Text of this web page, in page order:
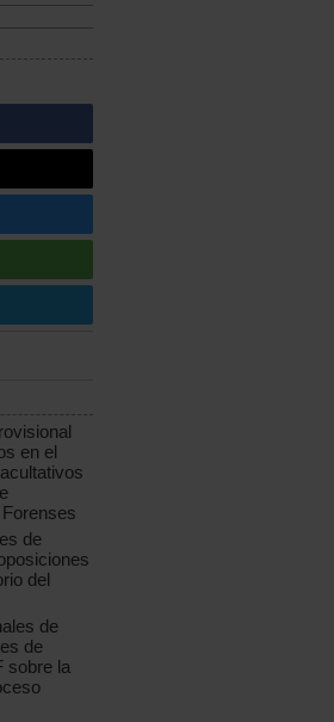
en el
Forenses
de
del
de
de
sobre la